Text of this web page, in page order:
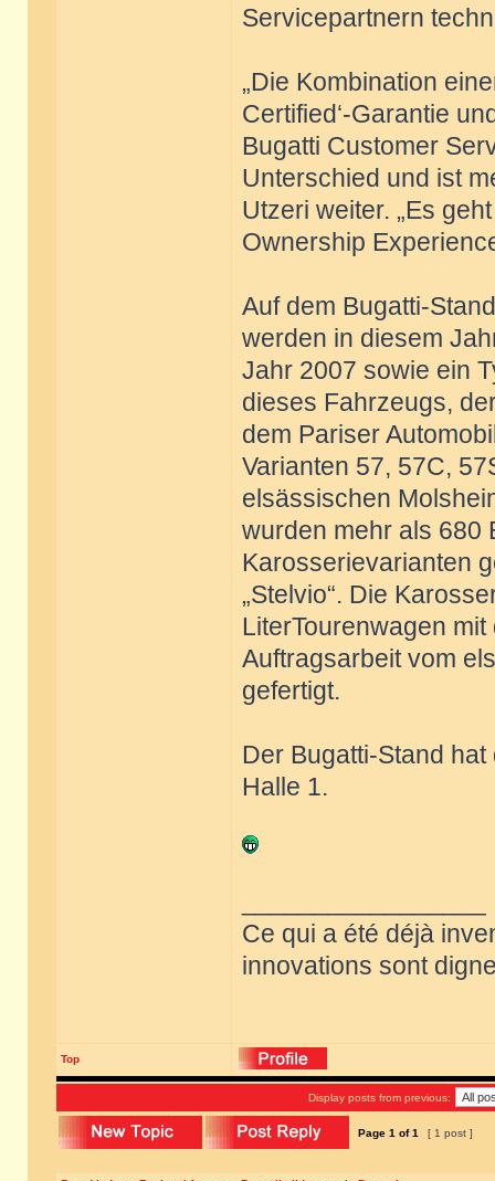
Servicepartnern
„Die Kombination
Certified‘-Garantie
Bugatti Customer
Unterschied und ist
Utzeri weiter. „Es
Ownership
Auf dem Bugatti-
werden in diesem
Jahr 2007 sowie ein
dieses Fahrzeugs,
dem Pariser
Varianten 57, 57C,
elsässischen
wurden mehr als 680
Karosserievarianten
„Stelvio“. Die
LiterTourenwagen
Auftragsarbeit vom
gefertigt.
Der Bugatti-Stand
Halle 1.
Ce qui a été déjà
innovations sont
Top
Display posts from previous:
Page 1 of1 [ 1 post ]